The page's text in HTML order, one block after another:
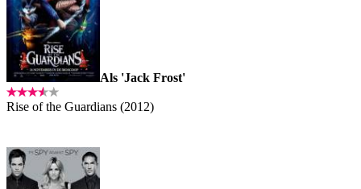
Als 'Jack Frost'
Rise of the Guardians (2012)